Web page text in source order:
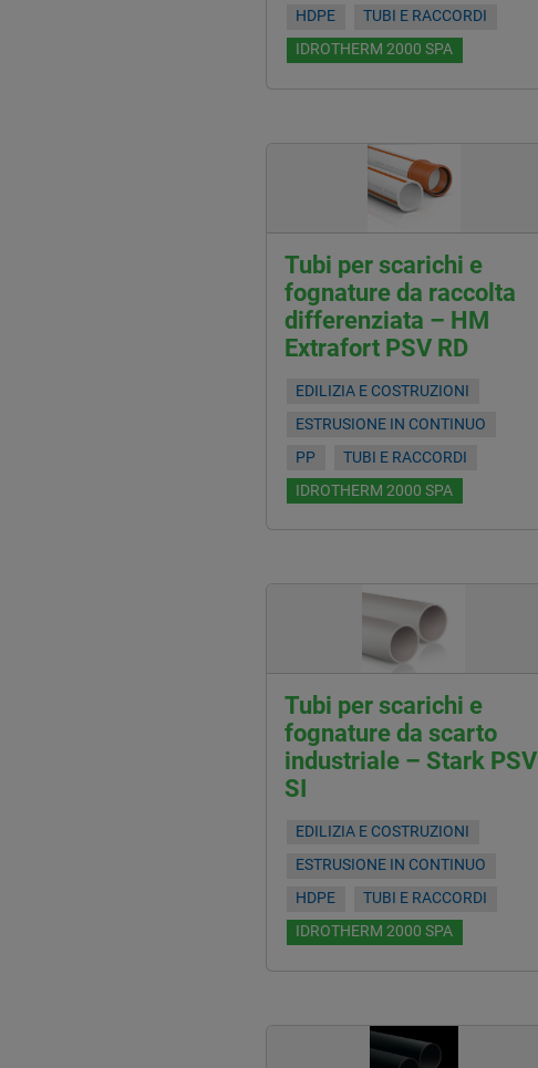
HDPE
TUBI E RACCORDI
IDROTHERM 2000 SPA
Tubi per scarichi e
fognature da raccolta
differenziata – HM
Extrafort PSV RD
EDILIZIA E COSTRUZIONI
ESTRUSIONE IN CONTINUO
PP
TUBI E RACCORDI
IDROTHERM 2000 SPA
Tubi per scarichi e
fognature da scarto
industriale – Stark PSV
SI
EDILIZIA E COSTRUZIONI
ESTRUSIONE IN CONTINUO
HDPE
TUBI E RACCORDI
IDROTHERM 2000 SPA